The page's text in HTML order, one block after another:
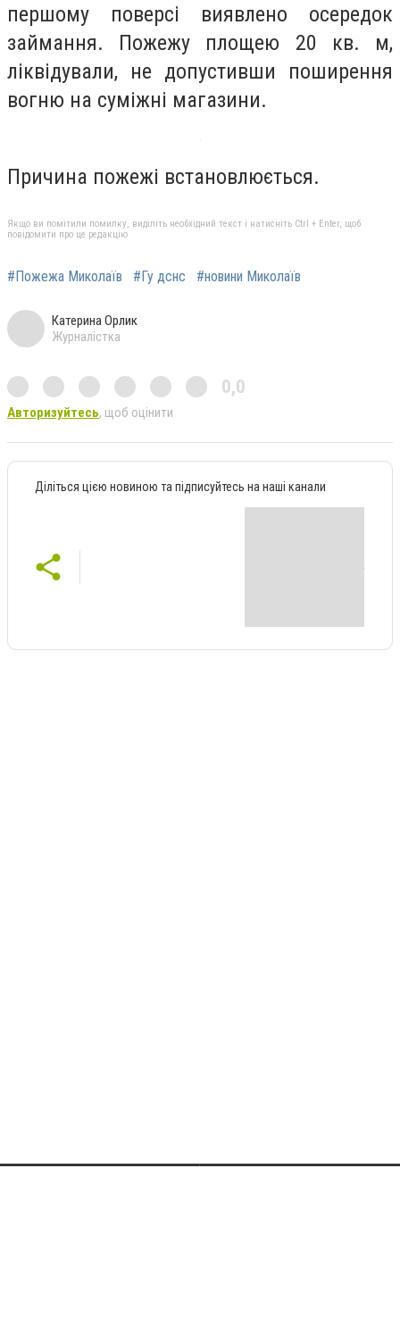
першому поверсі виявлено осередок
займання. Пожежу площею 20 кв. м,
ліквідували, не допустивши поширення
вогню на суміжні магазини.
Причина пожежі встановлюється.
Якщо ви помітили помилку, виділіть необхідний текст і натисніть Ctrl + Enter, щоб
повідомити про це редакцію
#Пожежа Миколаїв #Гу дснс #новини Миколаїв
Катерина Орлик
Журналістка
0,0
Авторизуйтесь, щоб оцінити
Діліться цією новиною та підписуйтесь на наші канали